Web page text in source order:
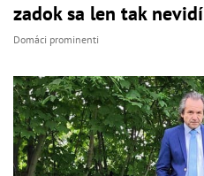
zadok sa len tak nevidí
Domáci prominenti